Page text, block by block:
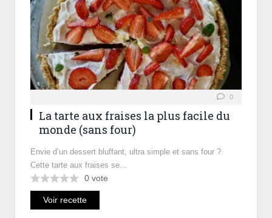
0
La tarte aux fraises la plus facile du
monde (sans four)
Envie d’un dessert bluffant, ultra simple et sans four ?
Cette tarte aux fraises se…
0 vote
Voir recette